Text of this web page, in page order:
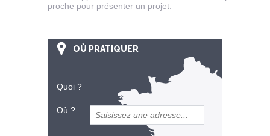
proche pour présenter un projet.
OÙ PRATIQUER
Quoi ?
Où ?